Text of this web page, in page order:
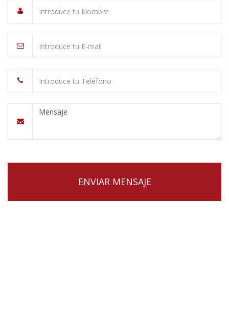
ENVIAR MENSAJE